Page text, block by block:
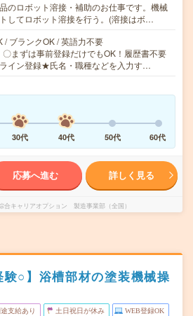
のロボット溶接・補助のお仕事です。機械
してロボット溶接を行う。(溶接はボ…
/ ブランクOK / 英語力不要
まずは事前登録だけでもOK！履歴書不要
イン登録★氏名・職種などを入力す…
30代 40代 50代 60代
応募へ進む 詳しく見る
合キャリアオプション 製造事業部（全国）
験○】浴槽部材の塗装機械操
支給あり 土日祝日が休み WEB登録OK